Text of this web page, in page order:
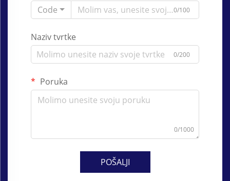
Code
0/100
Naziv tvrtke
0/200
Poruka
0/1000
POŠALJI